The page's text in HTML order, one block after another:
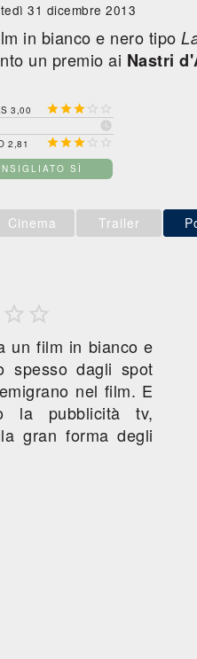
31 dicembre 2013
in bianco e nero tipo
un premio ai Nastri
3,00   

2,81   
SÌ
Cinema Trailer
 
un film in bianco e
dagli spot
nel film. E
la pubblicità tv,
gran forma degli